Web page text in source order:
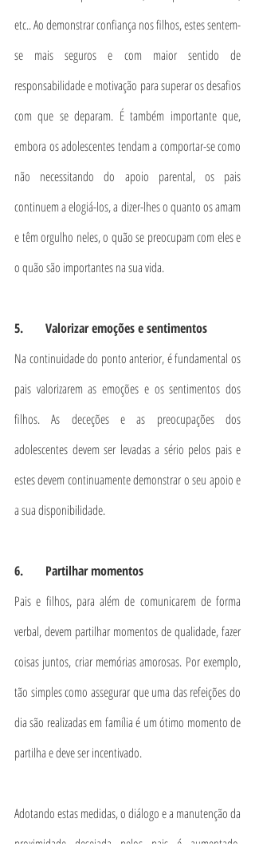
etc.. Ao demonstrar confiança nos filhos, estes sentem-
se mais seguros e com maior sentido de
responsabilidade e motivação para superar os desafios
com que se deparam. É também importante que,
embora os adolescentes tendam a comportar-se como
não necessitando do apoio parental, os pais
continuem a elogiá-los, a dizer-lhes o quanto os amam
e têm orgulho neles, o quão se preocupam com eles e
o quão são importantes na sua vida.
5.       Valorizar emoções e sentimentos
Na continuidade do ponto anterior, é fundamental os
pais valorizarem as emoções e os sentimentos dos
filhos. As deceções e as preocupações dos
adolescentes devem ser levadas a sério pelos pais e
estes devem continuamente demonstrar o seu apoio e
a sua disponibilidade.
6.       Partilhar momentos
Pais e filhos, para além de comunicarem de forma
verbal, devem partilhar momentos de qualidade, fazer
coisas juntos, criar memórias amorosas. Por exemplo,
tão simples como assegurar que uma das refeições do
dia são realizadas em família é um ótimo momento de
partilha e deve ser incentivado.
Adotando estas medidas, o diálogo e a manutenção da
proximidade desejada pelos pais é aumentado,